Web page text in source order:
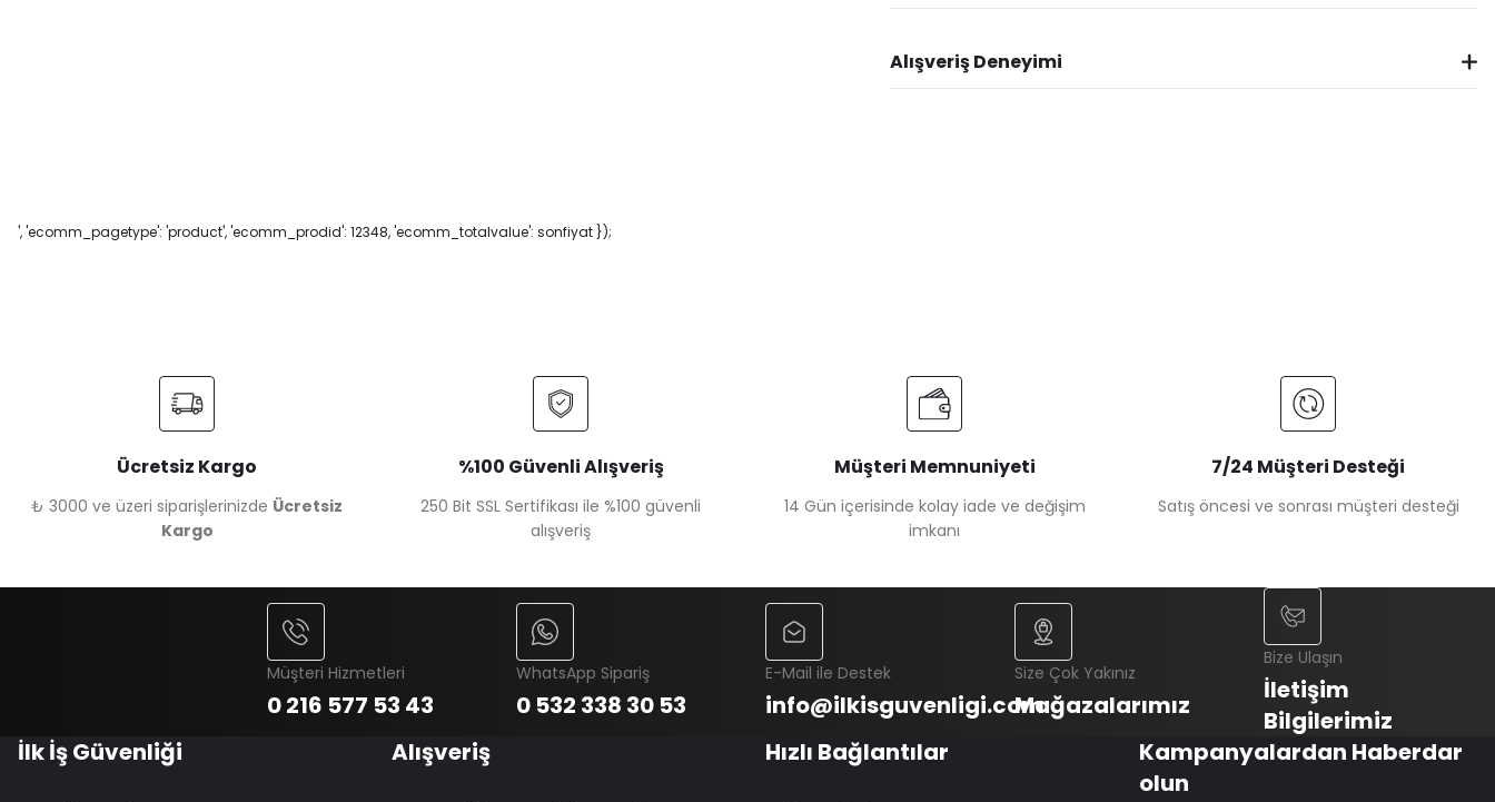
Alışveriş Deneyimi
', 'ecomm_pagetype': 'product', 'ecomm_prodid': 12348, 'ecomm_totalvalue': sonfiyat });
Ücretsiz Kargo
₺ 3000 ve üzeri siparişlerinizde Ücretsiz
Kargo
%100 Güvenli Alışveriş
250 Bit SSL Sertifikası ile %100 güvenli
alışveriş
Müşteri Memnuniyeti
14 Gün içerisinde kolay iade ve değişim
imkanı
7/24 Müşteri Desteği
Satış öncesi ve sonrası müşteri desteği
Müşteri Hizmetleri
0 216 577 53 43
WhatsApp Sipariş
0 532 338 30 53
E-Mail ile Destek
info@ilkisguvenligi.com
Size Çok Yakınız
Mağazalarımız
Bize Ulaşın
İletişim
Bilgilerimiz
İlk İş Güvenliği
Alışveriş Hızlı Bağlantılar
Kampanyalardan Haberdar
olun